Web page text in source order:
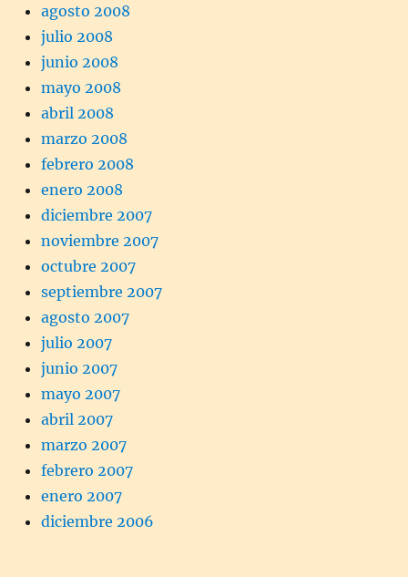
agosto 2008
julio 2008
junio 2008
mayo 2008
abril 2008
marzo 2008
febrero 2008
enero 2008
diciembre 2007
noviembre 2007
octubre 2007
septiembre 2007
agosto 2007
julio 2007
junio 2007
mayo 2007
abril 2007
marzo 2007
febrero 2007
enero 2007
diciembre 2006